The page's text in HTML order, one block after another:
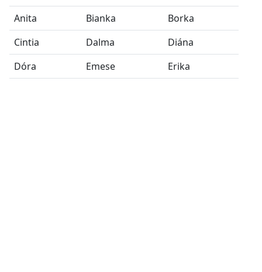
Anita
Bianka
Borka
Cintia
Dalma
Diána
Dóra
Emese Erika